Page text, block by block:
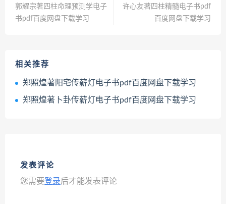
郭耀宗著四柱命理预测学电子
书pdf百度网盘下载学习
许心友著四柱精髓电子书pdf
百度网盘下载学习
相关推荐
郑照煌著阳宅传薪灯电子书pdf百度网盘下载学习
郑照煌著卜卦传薪灯电子书pdf百度网盘下载学习
发表评论
您需要登录后才能发表评论